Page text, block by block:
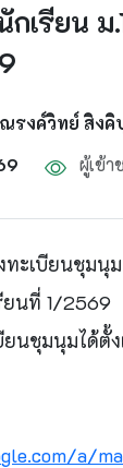
เรียน ม
รงค์วิทย์ สิงคิ
ผู้เข้า
ะเบียนชุมนุ
ยนที่ 1/2569
ยนชุมนุมได้ตั้
a/